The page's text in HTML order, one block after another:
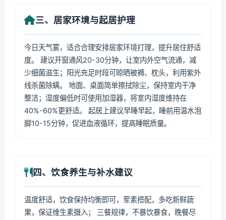
三、居家环境与起居护理
今日天气雾，适合合理安排居家环境打理，提升居住舒适
度。 建议开窗通风20-30分钟，让室内外空气流通，减
少细菌滋生；阳光充足时段可晾晒被褥、枕头，利用紫外
线杀菌除螨。 地面、桌面简单擦拭除尘，保持室内干净
整洁；湿度偏低时可使用加湿器，将室内湿度维持在
40%-60%更舒适。 起居上建议早睡早起，睡前用温水泡
脚10-15分钟，促进血液循环，提高睡眠质量。
四、饮食养生与补水建议
温度舒适，饮食保持均衡即可，荤素搭配，多吃新鲜蔬
果，保证维生素摄入； 三餐规律，不暴饮暴食，晚餐尽